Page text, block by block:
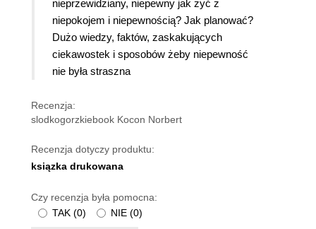
nieprzewidziany, niepewny jak żyć z
niepokojem i niepewnością? Jak planować?
Dużo wiedzy, faktów, zaskakujących
ciekawostek i sposobów żeby niepewność
nie była straszna
Recenzja:
slodkogorzkiebook Kocon Norbert
Recenzja dotyczy produktu:
ksiązka drukowana
Czy recenzja była pomocna:
TAK (0) NIE (0)